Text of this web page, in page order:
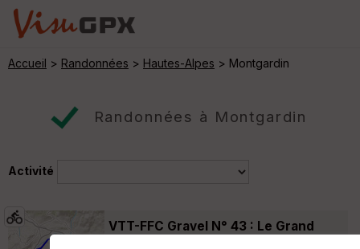
Accueil > Randonnées > Hautes-Alpes > Montgardin
Randonnées à Montgardin
Activité
VTT-FFC Gravel N° 43 : Le Grand